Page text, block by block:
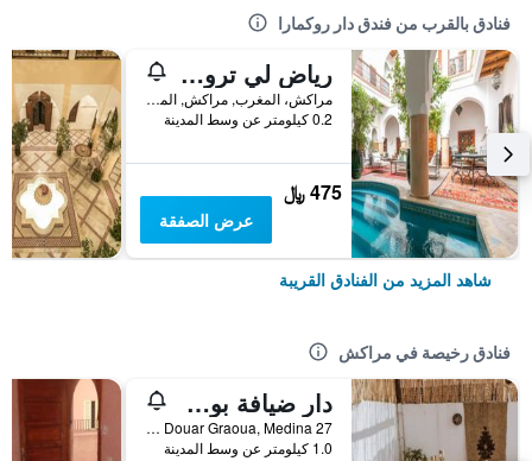
فنادق بالقرب من فندق دار روكمارا
رياض لي تروا بالميرز الباشا
مراكش، المغرب, مراكش, المغرب
0.2 كيلومتر عن وسط المدينة
475 ﷼
عرض الصفقة
شاهد المزيد من الفنادق القريبة
فنادق رخيصة في مراكش
دار ضيافة بوهو 27، مراكش
27 Derb Cherkaoui Douar Graoua, Medina, مراكش, المغرب
1.0 كيلومتر عن وسط المدينة